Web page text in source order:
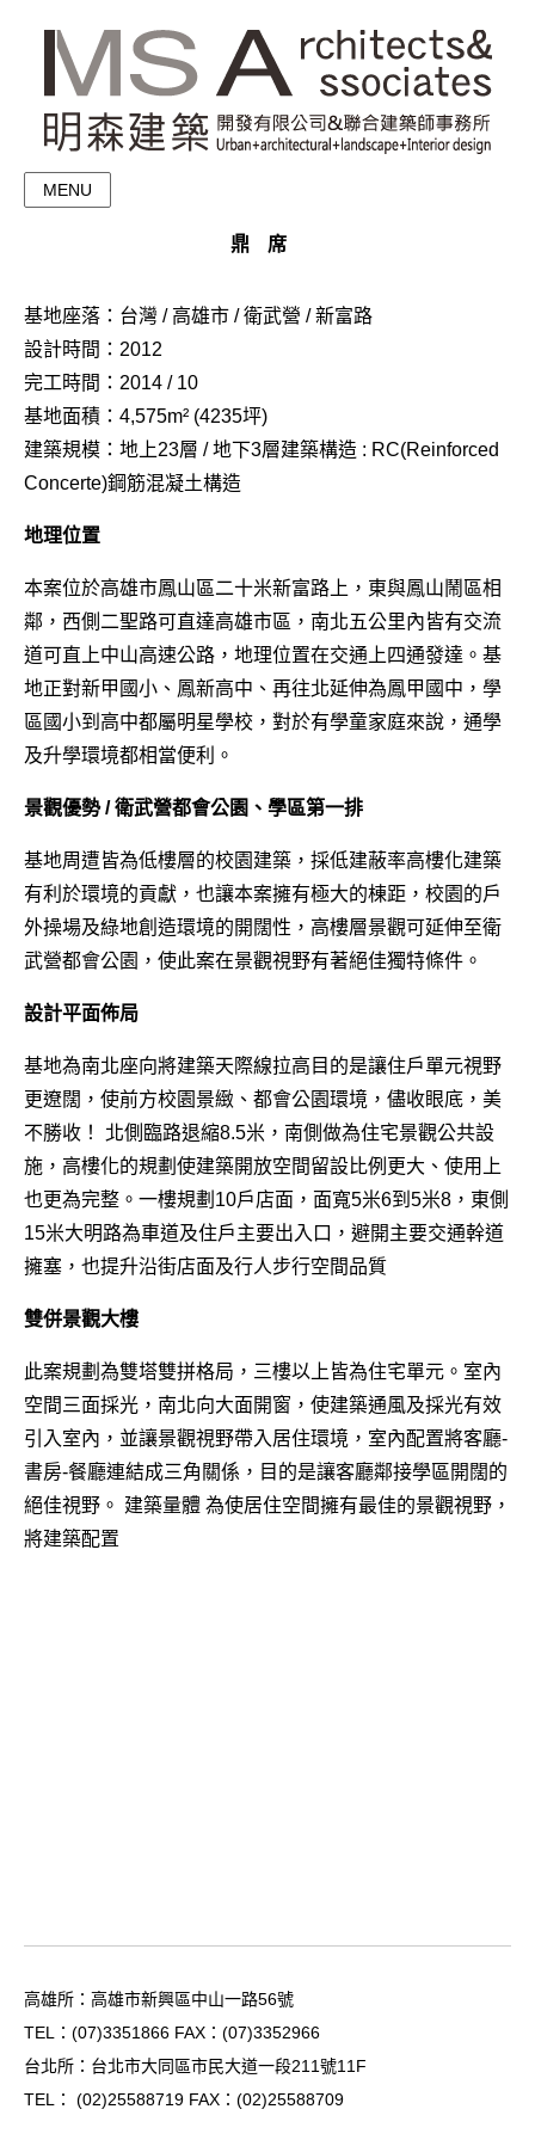
MENU
鼎席
基地座落：台灣 / 高雄市 / 衛武營 / 新富路
設計時間：2012
完工時間：2014 / 10
基地面積：4,575m² (4235坪)
建築規模：地上23層 / 地下3層建築構造 : RC(Reinforced
Concerte)鋼筋混凝土構造
地理位置
本案位於高雄市鳳山區二十米新富路上，東與鳳山鬧區相
鄰，西側二聖路可直達高雄市區，南北五公里內皆有交流
道可直上中山高速公路，地理位置在交通上四通發達。基
地正對新甲國小、鳳新高中、再往北延伸為鳳甲國中，學
區國小到高中都屬明星學校，對於有學童家庭來說，通學
及升學環境都相當便利。
景觀優勢 / 衛武營都會公園、學區第一排
基地周遭皆為低樓層的校園建築，採低建蔽率高樓化建築
有利於環境的貢獻，也讓本案擁有極大的棟距，校園的戶
外操場及綠地創造環境的開闊性，高樓層景觀可延伸至衛
武營都會公園，使此案在景觀視野有著絕佳獨特條件。
設計平面佈局
基地為南北座向將建築天際線拉高目的是讓住戶單元視野
更遼闊，使前方校園景緻、都會公園環境，儘收眼底，美
不勝收！ 北側臨路退縮8.5米，南側做為住宅景觀公共設
施，高樓化的規劃使建築開放空間留設比例更大、使用上
也更為完整。一樓規劃10戶店面，面寬5米6到5米8，東側
15米大明路為車道及住戶主要出入口，避開主要交通幹道
擁塞，也提升沿街店面及行人步行空間品質
雙併景觀大樓
此案規劃為雙塔雙拼格局，三樓以上皆為住宅單元。室內
空間三面採光，南北向大面開窗，使建築通風及採光有效
引入室內，並讓景觀視野帶入居住環境，室內配置將客廳-
書房-餐廳連結成三角關係，目的是讓客廳鄰接學區開闊的
絕佳視野。 建築量體 為使居住空間擁有最佳的景觀視野，
將建築配置
高雄所：高雄市新興區中山一路56號
TEL： (07)3351866 FAX：(07)3352966
台北所：台北市大同區市民大道一段211號11F
TEL：
(02)25588719 FAX：(02)25588709